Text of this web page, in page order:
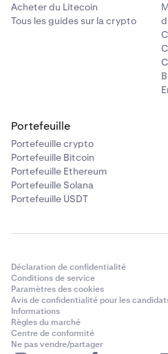
Acheter du Litecoin
Tous les guides sur la crypto
Portefeuille
Portefeuille crypto
Portefeuille Bitcoin
Portefeuille Ethereum
Portefeuille Solana
Portefeuille USDT
Déclaration de confidentialité
Conditions de service
Paramètres des cookies
Avis de confidentialité pour les
Informations
Règles du marché
Centre de conformité
Ne pas vendre/partager